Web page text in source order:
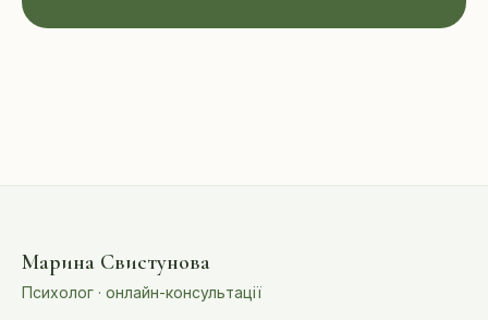
Марина Свистунова
Психолог · онлайн-консультації